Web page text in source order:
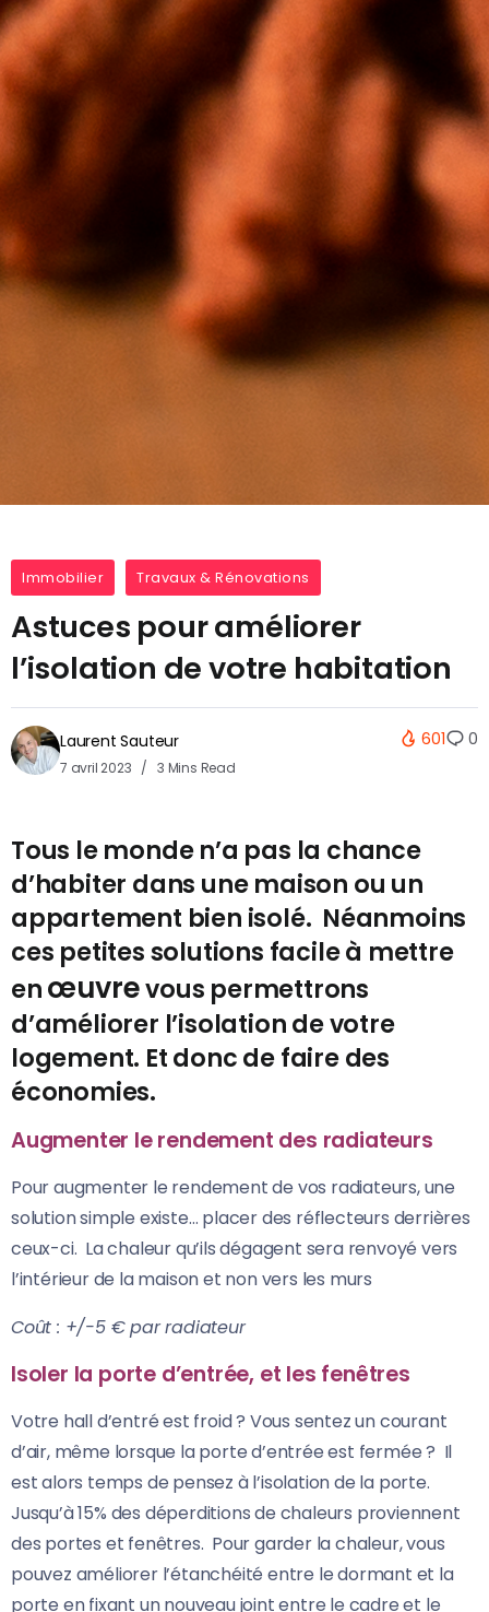
Immobilier Travaux & Rénovations
Astuces pour améliorer
l’isolation de votre habitation
Laurent Sauteur
7 avril 2023 3 Mins Read
601 0
Tous le monde n’a pas la chance
d’habiter dans une maison ou un
appartement bien isolé. Néanmoins
ces petites solutions facile à mettre
enœuvrevous permettrons
d’améliorer l’isolation de votre
logement. Et donc de faire des
économies.
Augmenter le rendement des radiateurs
Pour augmenter le rendement de vos radiateurs, une
solution simple existe… placer des réflecteurs derrières
ceux-ci. La chaleur qu’ils dégagent sera renvoyé vers
l’intérieur de la maison et non vers les murs
Coût : +/-5 € par radiateur
Isoler la porte d’entrée, et les fenêtres
Votre hall d’entré est froid ? Vous sentez un courant
d’air, même lorsque la porte d’entrée est fermée ? Il
est alors temps de pensez à l’isolation de la porte.
Jusqu’à 15% des déperditions de chaleurs proviennent
des portes et fenêtres. Pour garder la chaleur, vous
pouvez améliorer l’étanchéité entre le dormant et la
porte en fixant un nouveau joint entre le cadre et le